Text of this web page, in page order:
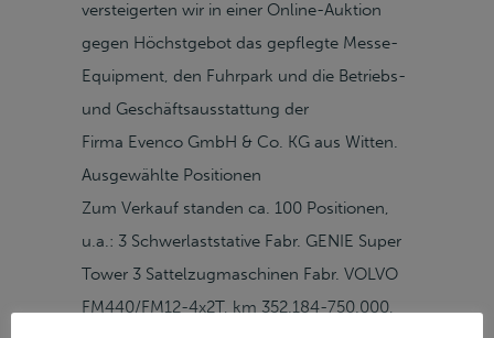
versteigerten wir in einer Online-Auktion
gegen Höchstgebot das gepflegte Messe-
Equipment, den Fuhrpark und die Betriebs-
und Geschäftsausstattung der
Firma Evenco GmbH & Co. KG aus Witten.
Ausgewählte Positionen
Zum Verkauf standen ca. 100 Positionen,
u.a.: 3 Schwerlaststative Fabr. GENIE Super
Tower 3 Sattelzugmaschinen Fabr. VOLVO
FM440/FM12-4x2T, km 352.184-750.000,